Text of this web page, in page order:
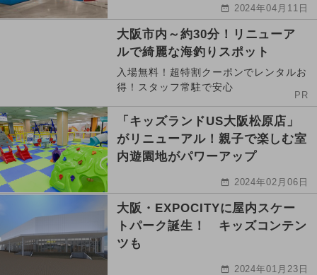
2024年04月11日
大阪市内～約30分！リニューア
ルで綺麗な海釣りスポット
入場無料！超特割クーポンでレンタルお
得！スタッフ常駐で安心
PR
「キッズランドUS大阪松原店」
がリニューアル！親子で楽しむ室
内遊園地がパワーアップ
2024年02月06日
大阪・EXPOCITYに屋内スケー
トパーク誕生！ キッズコンテン
ツも
2024年01月23日